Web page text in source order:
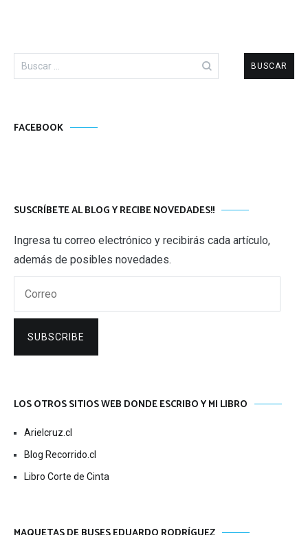
FACEBOOK
SUSCRÍBETE AL BLOG Y RECIBE NOVEDADES!!
Ingresa tu correo electrónico y recibirás cada artículo,
además de posibles novedades.
SUBSCRIBE
LOS OTROS SITIOS WEB DONDE ESCRIBO Y MI LIBRO
Arielcruz.cl
Blog Recorrido.cl
Libro Corte de Cinta